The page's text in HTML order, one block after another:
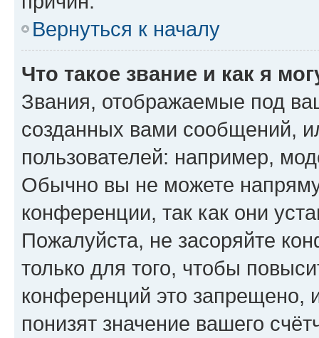
Вернуться к началу
Что такое звание и как я
Звания, отображаемые под
созданных вами сообщений,
пользователей: например,
Обычно вы не можете
конференции, так как они
Пожалуйста, не засоряйте
только для того, чтобы
конференций это запрещено,
понизят значение вашего